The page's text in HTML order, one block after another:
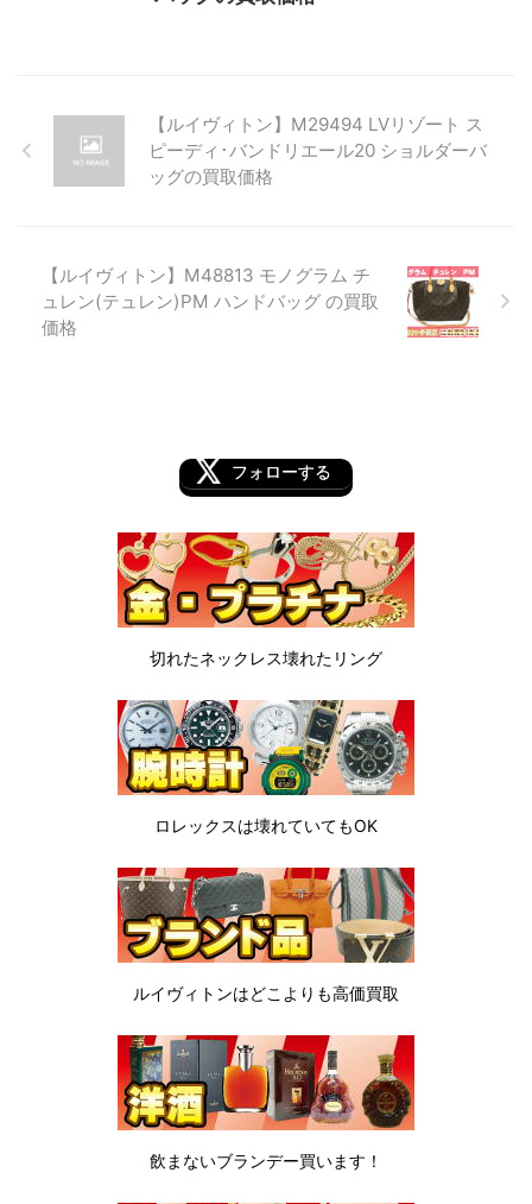
【ルイヴィトン】M29494 LVリゾート ス
ピーディ･バンドリエール20 ショルダーバ
ッグの買取価格
【ルイヴィトン】M48813 モノグラム チ
ュレン(テュレン)PM ハンドバッグ の買取
価格
フォローする
切れたネックレス壊れたリング
ロレックスは壊れていてもOK
ルイヴィトンはどこよりも高価買取
飲まないブランデー買います！